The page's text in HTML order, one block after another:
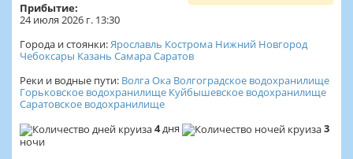
Прибытие:
24 июля 2026 г. 13:30
Города и стоянки:Ярославль Кострома Нижний Новгород
Чебоксары Казань СамараСаратов
Реки и водные пути: ВолгаОка Волгоградское водохранилище
Горьковское водохранилище Куйбышевское водохранилище
Саратовское водохранилище
4дня
3
ночи